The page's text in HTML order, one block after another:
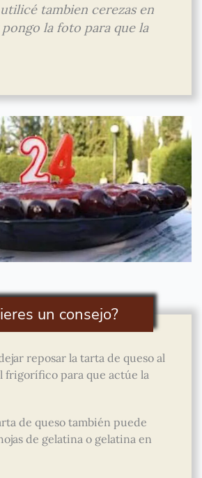
tambien cerezas en
la foto para que la
un consejo?
reposar la tarta de queso al
frigorífico para que actúe la
de queso también puede
de gelatina o gelatina en